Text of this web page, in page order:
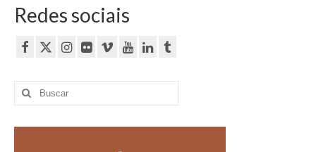
Redes sociais
Buscar
por: